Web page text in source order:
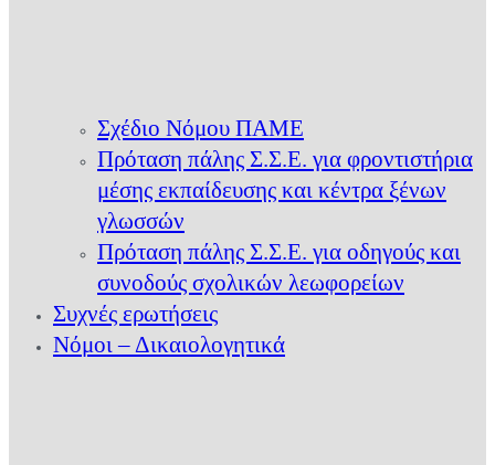
Σχέδιο Νόμου ΠΑΜΕ
Πρόταση πάλης Σ.Σ.Ε. για φροντιστήρια
μέσης εκπαίδευσης και κέντρα ξένων
γλωσσών
Πρόταση πάλης Σ.Σ.Ε. για οδηγούς και
συνοδούς σχολικών λεωφορείων
Συχνές ερωτήσεις
Νόμοι – Δικαιολογητικά